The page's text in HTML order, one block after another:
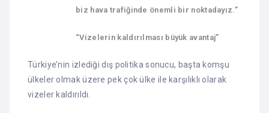
biz hava trafiğinde önemli bir noktadayız.”
“Vizelerin kaldırılması büyük avantaj”
Türkiye’nin izlediği dış politika sonucu, başta komşu
ülkeler olmak üzere pek çok ülke ile karşılıklı olarak
vizeler kaldırıldı.